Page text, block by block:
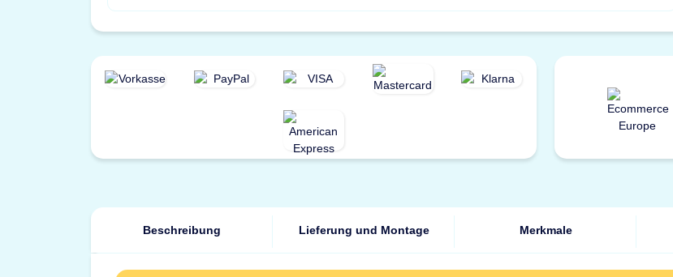
Beschreibung Lieferung und Montage Merkmale